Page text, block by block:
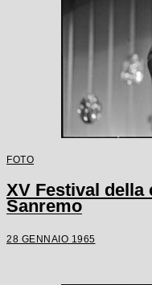
FOTO
XV Festival della
Sanremo
28 GENNAIO 1965